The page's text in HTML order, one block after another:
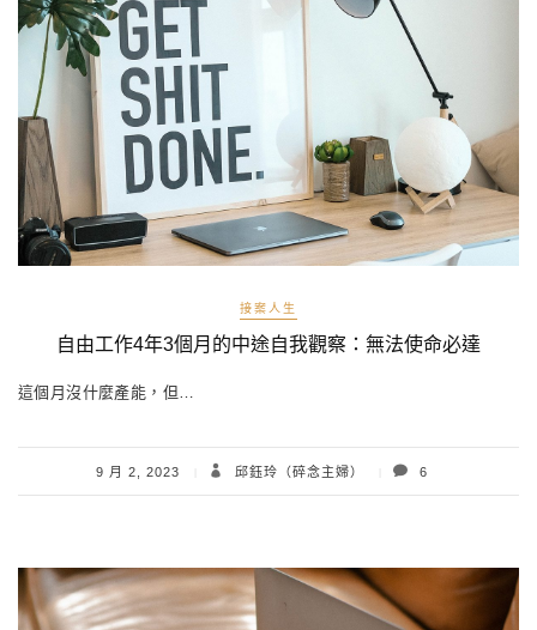
接案人生
自由工作4年3個月的中途自我觀察：無法使命必達
這個月沒什麼產能，但…
9 月 2, 2023 邱鈺玲（碎念主婦） 6